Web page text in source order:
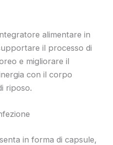
alimentare in
il processo di
e migliorare il
con il corpo
riposo.
in forma di capsule,